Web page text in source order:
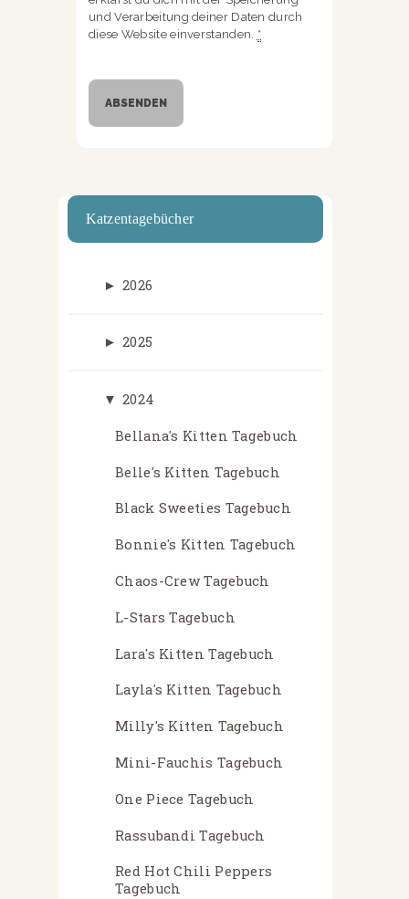
und Verarbeitung deiner Daten durch
diese Website einverstanden. *
Katzentagebücher
► 2026
► 2025
▼ 2024
Bellana's Kitten Tagebuch
Belle's Kitten Tagebuch
Black Sweeties Tagebuch
Bonnie's Kitten Tagebuch
Chaos-Crew Tagebuch
L-Stars Tagebuch
Lara's Kitten Tagebuch
Layla's Kitten Tagebuch
Milly's Kitten Tagebuch
Mini-Fauchis Tagebuch
One Piece Tagebuch
Rassubandi Tagebuch
Red Hot Chili Peppers
Tagebuch